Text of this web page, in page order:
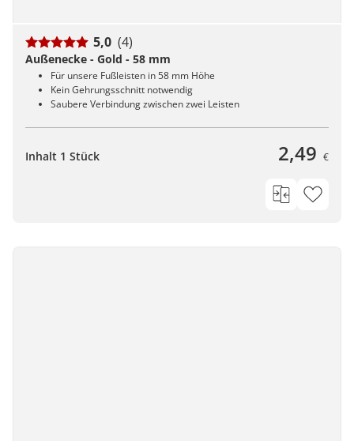
5,0 (4)
Außenecke - Gold - 58 mm
Für unsere Fußleisten in 58 mm Höhe
Kein Gehrungsschnitt notwendig
Saubere Verbindung zwischen zwei Leisten
Inhalt 1 Stück 2,49 €